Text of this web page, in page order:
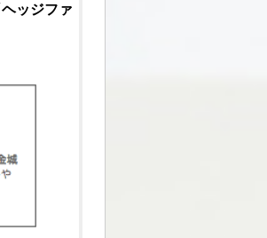
ヘッジファ